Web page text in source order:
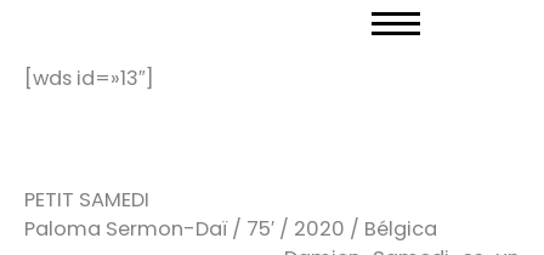
contenido
[wds id=»13″]
PETIT SAMEDI
Paloma Sermon-Daï / 75′ / 2020 / Bélgica